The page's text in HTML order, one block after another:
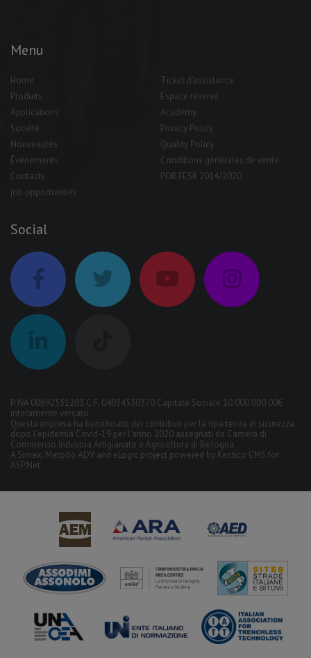
Menu
Home
Produits
Applications
Société
Nouveautés
Événements
Contacts
job opportunities
Ticket d'assistance
Espace réservé
Academy
Privacy Policy
Quality Policy
Conditions générales de vente
POR FESR 2014/2020
Social
P. IVA 00692551203 C.F. 04034530370 Capitale Sociale 10.000.000,00€
interamente versato
Questa impresa ha beneficiato dei contributi per la ripartenza in sicurezza
dopo l'epidemia Covid-19 per l'anno 2020 assegnati da Camera di
Commercio Industria Artigianato e Agricoltura di Bologna
A Simex, Metodo ADV and eLogic project powered by Kentico CMS for
ASP.Net